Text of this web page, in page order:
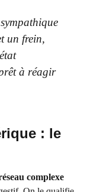
un frein,
à réagir
: le
complexe